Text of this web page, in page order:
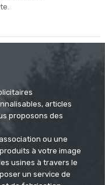
articles
proposons des
ou une
à votre image
usines à travers le
un service de